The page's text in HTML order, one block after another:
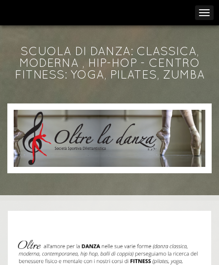
SCUOLA DI DANZA: CLASSICA,
MODERNA , HIP-HOP - CENTRO
FITNESS: YOGA, PILATES, ZUMBA